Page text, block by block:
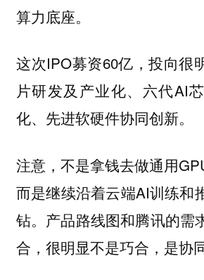
算力底座。
这次IPO募资60亿，投向很
片研发及产业化、六代AI
化、先进软硬件协同创新。
注意，不是拿钱去做通用
而是继续沿着云端AI训练和
钻。 产品路线图和腾讯的需
合，很明显不是巧合，是协